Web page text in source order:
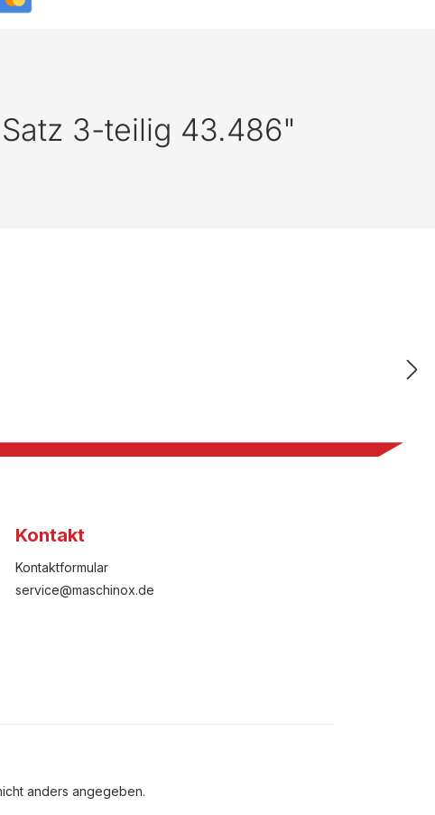
3-teilig 43.486"
Kontakt
Kontaktformular
service@maschinox.de
anders angegeben.